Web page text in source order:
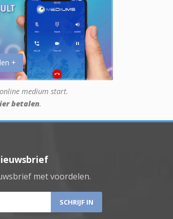
+
medium start.
betalen.
met voordelen.